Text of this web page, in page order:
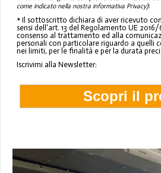
come indicato nella nostra informativa Privacy):
* Il sottoscritto dichiara di aver ricevuto
sensi dell'art. 13 del Regolamento UE 2016/
consenso al trattamento ed alla
personali con particolare riguardo a quelli
nei limiti, per le finalità e per la durata
Iscrivimi alla Newsletter: